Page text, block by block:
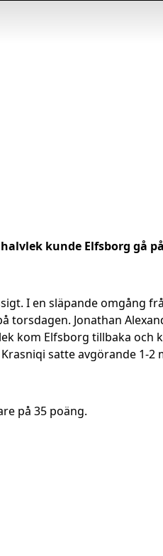
kunde Elfsborg gå
I en släpande omgång
torsdagen. Jonathan
kom Elfsborg tillbaka och
satte avgörande 1-2
på 35 poäng.